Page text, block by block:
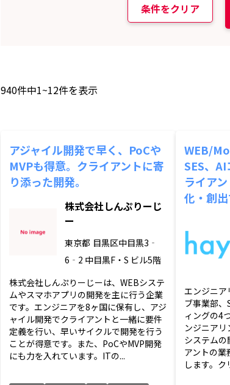
条件をクリア
940件中1~12件を表示
アジャイル開発で早く、PoCや
MVPも得意。クライアントに寄
り添った開発。
株式会社しんぷりーじ
ー
東京都 目黒区中目黒3‐
6‐2 中目黒F・S ビル5階
株式会社しんぷりーじーは、WEBシステ
ムやスマホアプリの開発を主に行う企業
です。エンジニアを8ヶ国に保有し、アジ
ャイル開発でクライアントと一緒に要件
定義を行い、早いサイクルで開発を行う
ことが得意です。また、PoCやMVP開発
にも力を入れています。ITの...
WEB/
SES、
ライア
化・創出
エンジニア
ブ事業部、
ィングの4
ンジニア
システムの
アントの
します。ク